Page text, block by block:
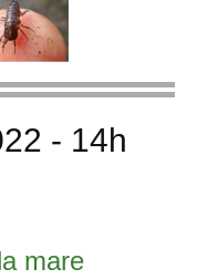
- 14h
mare